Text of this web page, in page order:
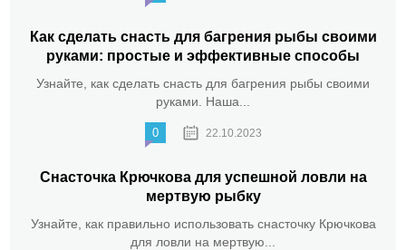
Как сделать снасть для багрения рыбы своими
руками: простые и эффективные способы
Узнайте, как сделать снасть для багрения рыбы своими
руками. Наша...
0 22.10.2023
Снасточка Крючкова для успешной ловли на
мертвую рыбку
Узнайте, как правильно использовать снасточку Крючкова
для ловли на мертвую...